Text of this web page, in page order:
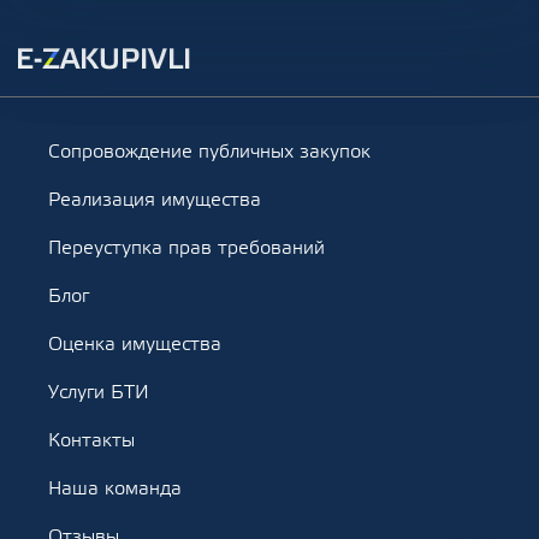
Сопровождение публичных закупок
Реализация имущества
Переуступка прав требований
Блог
Оценка имущества
Услуги БТИ
Контакты
Наша команда